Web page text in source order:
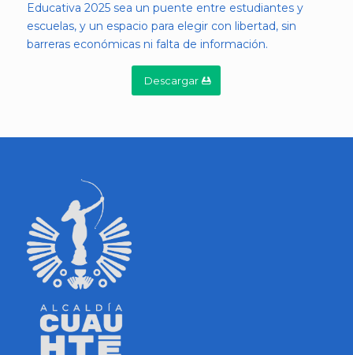
Educativa 2025 sea un puente entre estudiantes y
escuelas, y un espacio para elegir con libertad, sin
barreras económicas ni falta de información.
Descargar